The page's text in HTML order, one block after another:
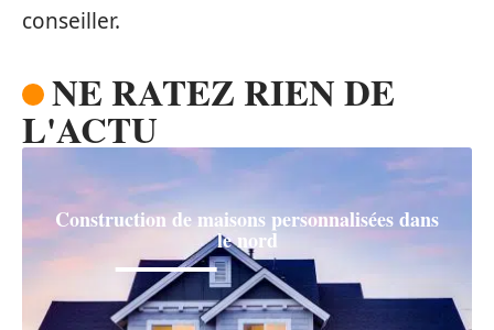
conseiller.
NE RATEZ RIEN DE
L'ACTU
Construction de maisons personnalisées dans
le nord